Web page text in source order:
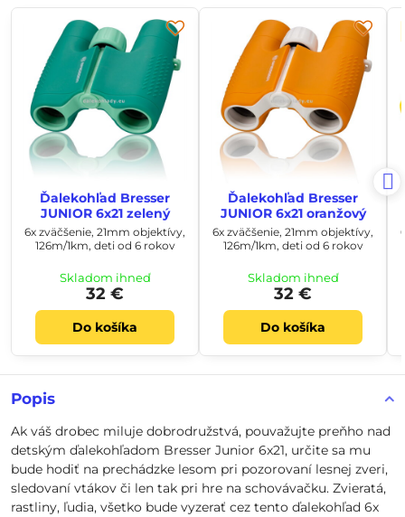
Popis
Ak váš drobec miluje dobrodružstvá, pouvažujte preňho nad
detským ďalekohľadom Bresser Junior 6x21, určite sa mu
bude hodiť na prechádzke lesom pri pozorovaní lesnej zveri,
sledovaní vtákov či len tak pri hre na schovávačku. Zvieratá,
rastliny, ľudia, všetko bude vyzerať cez tento ďalekohľad 6x
Ďalekohľad Bresser
JUNIOR 6x21 zelený
6x zväčšenie, 21mm objektívy,
126m/1km, deti od 6 rokov
Skladom ihneď
32 €
Do košíka
Ďalekohľad Bresser
JUNIOR 6x21 oranžový
6x zväčšenie, 21mm objektívy,
126m/1km, deti od 6 rokov
Skladom ihneď
32 €
Do košíka